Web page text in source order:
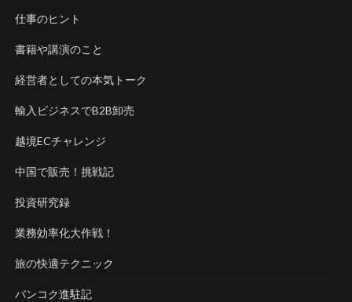
仕事のヒント
書籍や講演のこと
経営者としての本気トーク
輸入ビジネスでB2B卸売
越境ECチャレンジ
中国で販売！挑戦記
投資研究録
業務効率化大作戦！
旅の快適テクニック
バンコク進駐記